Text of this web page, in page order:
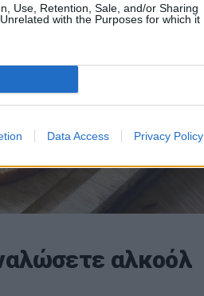
Use, Retention, Sale, and/or Sharing
with the Purposes for which it
Data Access Privacy Policy
αλκοόλ